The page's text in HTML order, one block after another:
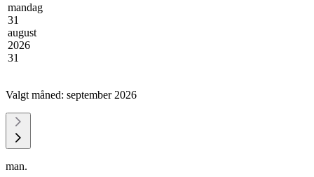
mandag
31
august
2026
31
Valgt måned: september 2026
man.